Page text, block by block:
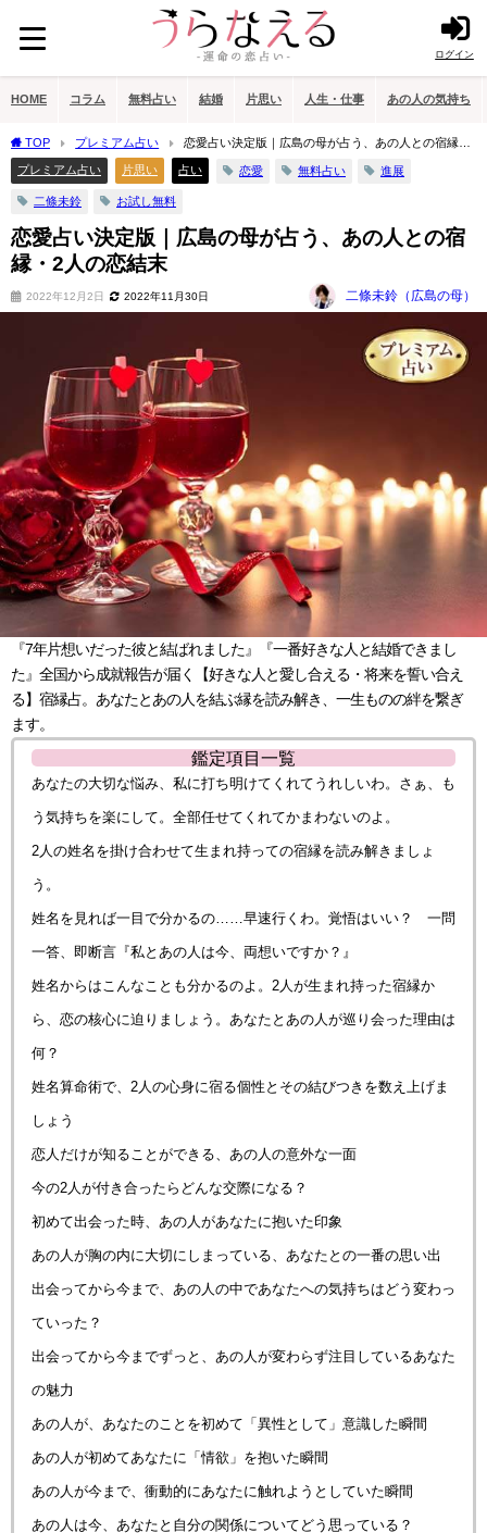
ログイン
HOME コラム 無料占い 結婚 片思い 人生・仕事 あの人の気持ち
TOP プレミアム占い
恋愛占い決定版｜広島の母が占う、あの人との宿縁・
2人の恋結末
プレミアム占い 片思い 占い 恋愛 無料占い 進展
二條未鈴 お試し無料
恋愛占い決定版｜広島の母が占う、あの人との宿
縁・2人の恋結末
2022年12月2日 2022年11月30日 二條未鈴（広島の母）
『7年片想いだった彼と結ばれました』『一番好きな人と結婚できまし
た』全国から成就報告が届く【好きな人と愛し合える・将来を誓い合え
る】宿縁占。あなたとあの人を結ぶ縁を読み解き、一生ものの絆を繋ぎ
ます。
鑑定項目一覧
あなたの大切な悩み、私に打ち明けてくれてうれしいわ。さぁ、も
う気持ちを楽にして。全部任せてくれてかまわないのよ。
2人の姓名を掛け合わせて生まれ持っての宿縁を読み解きましょ
う。
姓名を見れば一目で分かるの……早速行くわ。覚悟はいい？ 一問
一答、即断言『私とあの人は今、両想いですか？』
姓名からはこんなことも分かるのよ。2人が生まれ持った宿縁か
ら、恋の核心に迫りましょう。あなたとあの人が巡り会った理由は
何？
姓名算命術で、2人の心身に宿る個性とその結びつきを数え上げま
しょう
恋人だけが知ることができる、あの人の意外な一面
今の2人が付き合ったらどんな交際になる？
初めて出会った時、あの人があなたに抱いた印象
あの人が胸の内に大切にしまっている、あなたとの一番の思い出
出会ってから今まで、あの人の中であなたへの気持ちはどう変わっ
ていった？
出会ってから今までずっと、あの人が変わらず注目しているあなた
の魅力
あの人が、あなたのことを初めて「異性として」意識した瞬間
あの人が初めてあなたに「情欲」を抱いた瞬間
あの人が今まで、衝動的にあなたに触れようとしていた瞬間
あの人は今、あなたと自分の関係についてどう思っている？